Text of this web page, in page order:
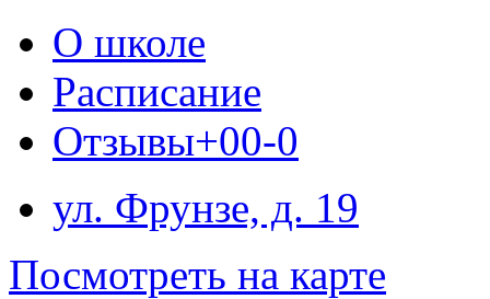
О школе
Расписание
Отзывы+00-0
ул. Фрунзе, д. 19
Посмотреть на карте